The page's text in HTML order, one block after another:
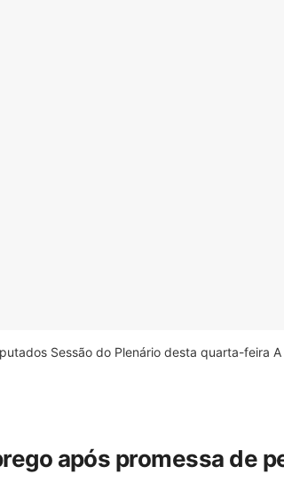
Sessão do Plenário desta quarta-feira A
após promessa de